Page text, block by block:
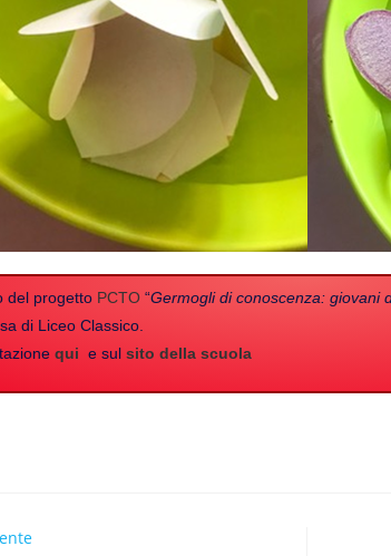
del progetto PCTO “Germogli di conoscenza: giovani
di Liceo Classico.
qui e sul sito della scuola